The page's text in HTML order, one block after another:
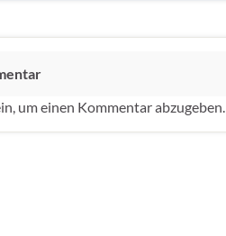
um einen Kommentar abzugeben.